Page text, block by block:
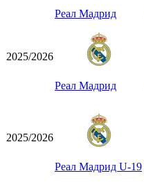
Реал Мадрид
2025/2026
Реал Мадрид
2025/2026
Реал Мадрид U-19